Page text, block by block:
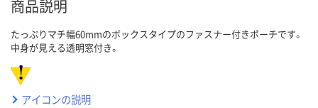
商品説明
たっぷりマチ幅60mmのボックスタイプのファスナー付きポーチです。
中身が見える透明窓付き。
アイコンの説明